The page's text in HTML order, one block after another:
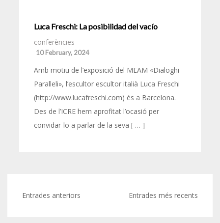
Luca Freschi: La posibilidad del vacío
conferències
10 February, 2024
Amb motiu de l’exposició del MEAM «Dialoghi
Paralleli», l’escultor escultor italià Luca Freschi
(http://www.lucafreschi.com) és a Barcelona.
Des de l’ICRE hem aprofitat l’ocasió per
convidar-lo a parlar de la seva [ … ]
Navegació
Entrades anteriors Entrades més recents